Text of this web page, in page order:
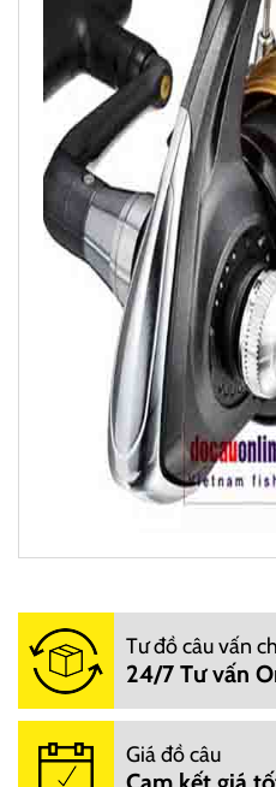
Docauonline.comBán lẻ
cửa hàng cung cấp cần
Docauonline.comBán
Tư đồ câu vấn
24/7 Tư vấn
Giá đồ câu